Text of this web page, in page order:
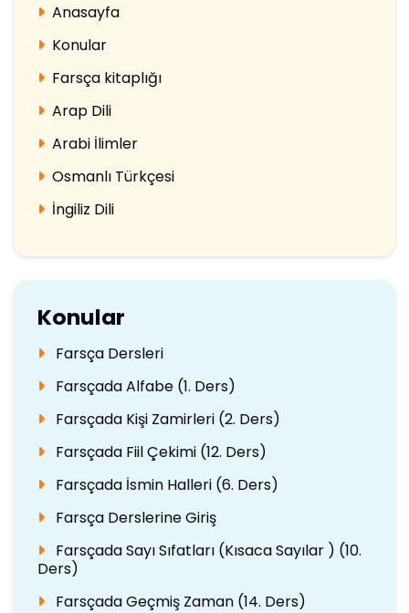
Anasayfa
Konular
Farsça kitaplığı
Arap Dili
Arabi İlimler
Osmanlı Türkçesi
İngiliz Dili
Konular
Farsça Dersleri
Farsçada Alfabe (1. Ders)
Farsçada Kişi Zamirleri (2. Ders)
Farsçada Fiil Çekimi (12. Ders)
Farsçada İsmin Halleri (6. Ders)
Farsça Derslerine Giriş
Farsçada Sayı Sıfatları (Kısaca Sayılar ) (10.
Ders)
Farsçada Geçmiş Zaman (14. Ders)